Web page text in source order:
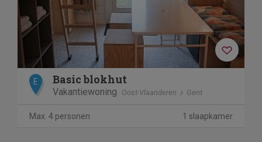
E Basic blokhut
Vakantiewoning Oost-Vlaanderen Gent
Max. 4 personen 1 slaapkamer